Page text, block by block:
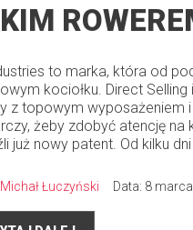
to marka, która od
kociołku. Direct
z topowym wyposażeniem i
żeby zdobyć atencję na
już nowy patent. Od kilku
Michał Łuczyński Data: 8